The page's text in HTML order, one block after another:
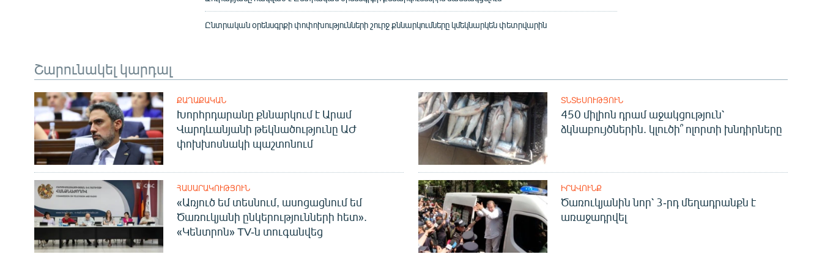
Ընտրական օրենսգրքի փոփոխությունների շուրջ քննարկումները կմեկնարկեն փետրվարին
Շարունակել կարդալ
ՔԱՂԱՔԱԿԱՆ
Խորհրդարանը քննարկում է Արամ
Վարդևանյանի թեկնածությունը ԱԺ
փոխխոսնակի պաշտոնում
ՏՆՏԵՍՈՒԹՅՈՒՆ
450 միլիոն դրամ աջակցություն՝
ձկնաբույծներին. կլուծի՞ ոլորտի խնդիրները
ՀԱՍԱՐԱԿՈՒԹՅՈՒՆ
«Առյուծ եմ տեսնում, ասոցացնում եմ
Ծառուկյանի ընկերությունների հետ».
«Կենտրոն» TV-ն տուգանվեց
ԻՐԱՎՈՒՆՔ
Ծառուկյանին նոր՝ 3-րդ մեղադրանքն է
առաջադրվել